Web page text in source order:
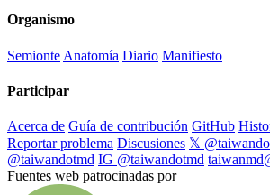
Organismo
Semionte Anatomía Diario Manifiesto
Participar
Acerca de Guía de contribución GitHub
Reportar problema Discusiones 𝕏
@taiwandotmd IG @taiwandotmd
Fuentes web patrocinadas por